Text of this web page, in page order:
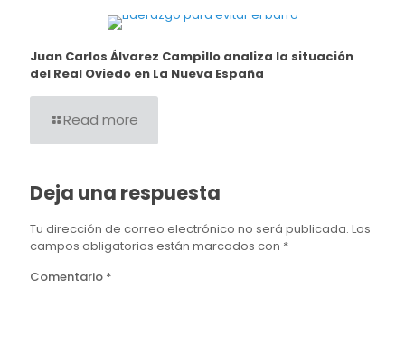
Juan Carlos Álvarez Campillo analiza la situación
del Real Oviedo en La Nueva España
Read more
Deja una respuesta
Tu dirección de correo electrónico no será publicada. Los
campos obligatorios están marcados con *
Comentario *